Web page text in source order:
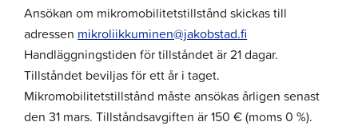
Ansökan om mikromobilitetstillstånd skickas till
adressen mikroliikkuminen@jakobstad.fi
Handläggningstiden för tillståndet är 21 dagar.
Tillståndet beviljas för ett år i taget.
Mikromobilitetstillstånd måste ansökas årligen senast
den 31 mars. Tillståndsavgiften är 150 € (moms 0 %).